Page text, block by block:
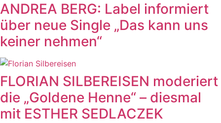
ANDREA BERG: Label informiert
über neue Single „Das kann uns
keiner nehmen“
FLORIAN SILBEREISEN moderiert
die „Goldene Henne“ – diesmal
mit ESTHER SEDLACZEK